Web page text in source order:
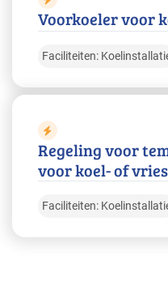
Voorkoeler voor
Faciliteiten:
Regeling voor
voor koel- of
Faciliteiten: